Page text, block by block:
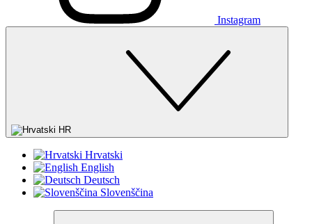
Instagram
HR
Hrvatski
English
Deutsch
Slovenščina